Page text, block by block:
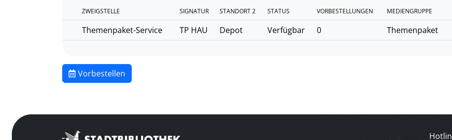
ZWEIGSTELLE SIGNATUR STANDORT 2 STATUS VORBESTELLUNGEN MEDIENGRUPPE
Themenpaket-Service TP HAU Depot Verfügbar 0 Themenpaket
Vorbestellen